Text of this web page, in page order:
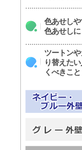
色あせしや
色あせし
ツートン
り替えた
くべきこと